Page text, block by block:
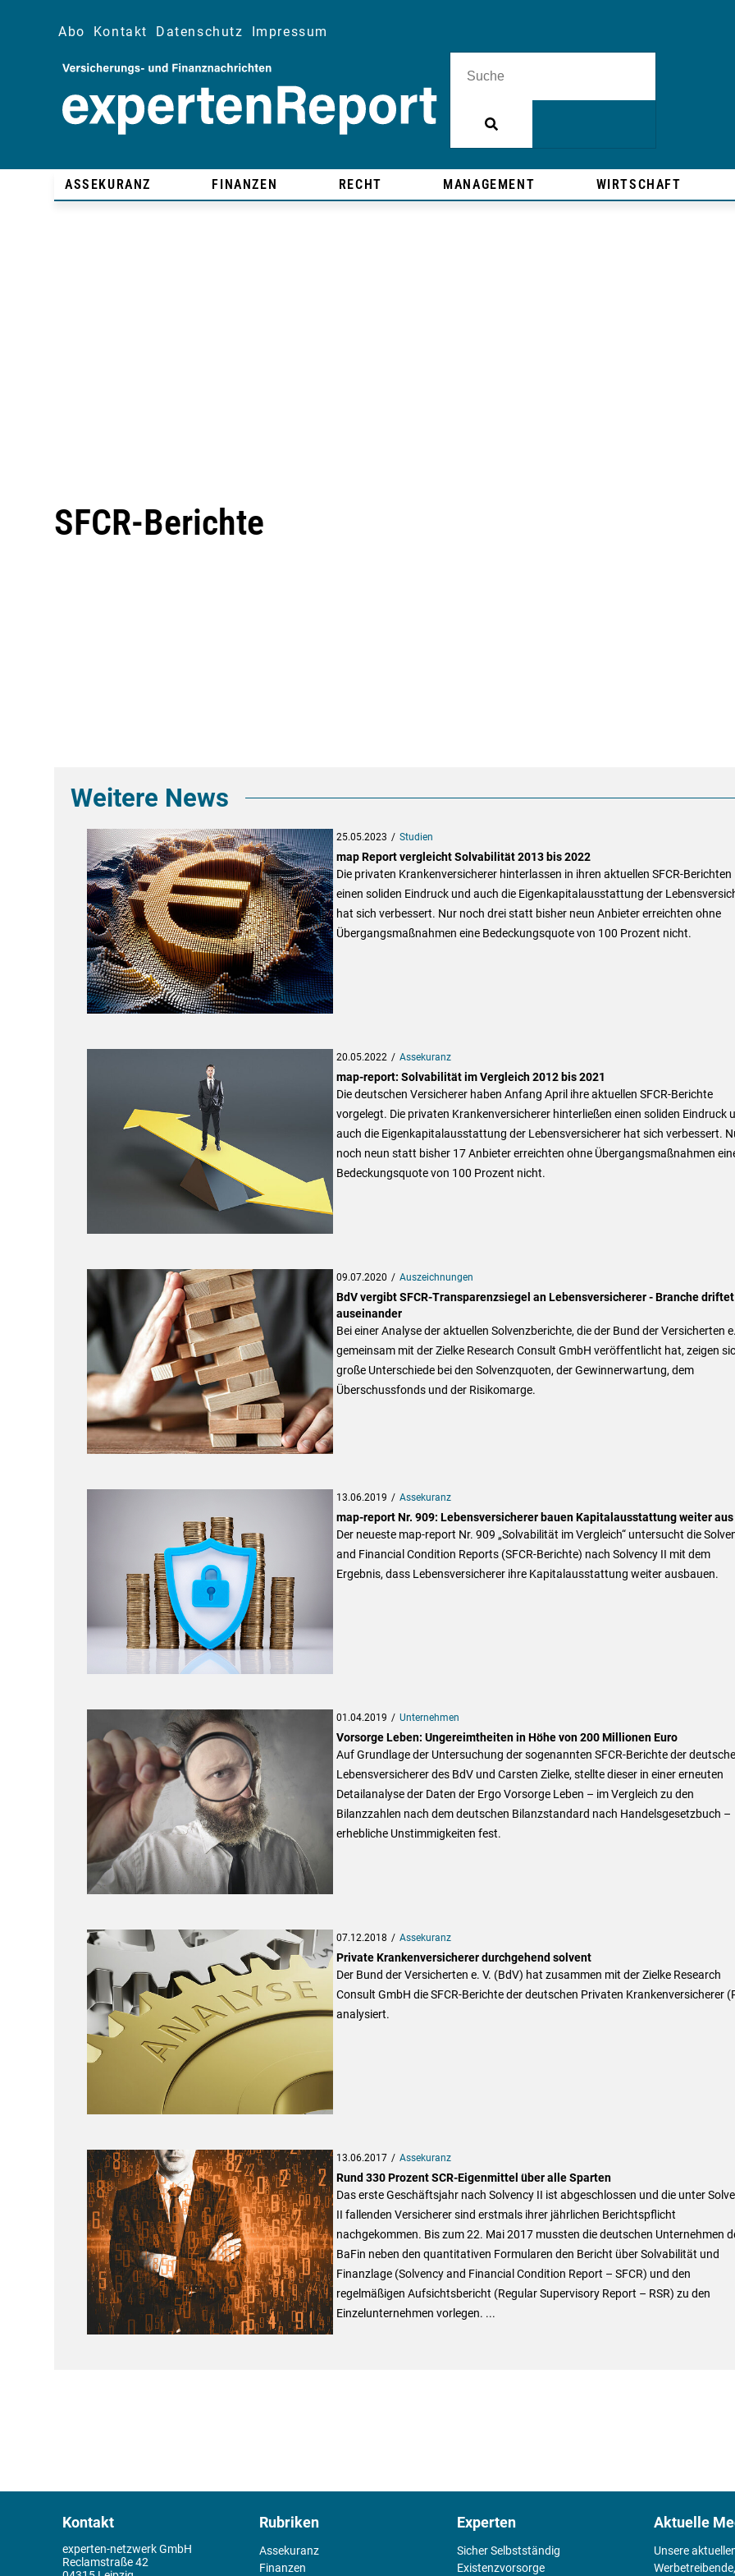
Abo Kontakt Datenschutz Impressum
ASSEKURANZ FINANZEN RECHT MANAGEMENT WIRTSCHAFT
SFCR-Berichte
Weitere News
25.05.2023 Studien
map Report vergleicht Solvabilität 2013 bis 2022
Die privaten Krankenversicherer hinterlassen in ihren aktuellen SFCR-Berichten
einen soliden Eindruck und auch die Eigenkapitalausstattung der
hat sich verbessert. Nur noch drei statt bisher neun Anbieter erreichten ohne
Übergangsmaßnahmen eine Bedeckungsquote von 100 Prozent nicht.
20.05.2022 Assekuranz
map-report: Solvabilität im Vergleich 2012 bis 2021
Die deutschen Versicherer haben Anfang April ihre aktuellen SFCR-Berichte
vorgelegt. Die privaten Krankenversicherer hinterließen einen soliden Eindruck
auch die Eigenkapitalausstattung der Lebensversicherer hat sich verbessert.
noch neun statt bisher 17 Anbieter erreichten ohne Übergangsmaßnahmen
Bedeckungsquote von 100 Prozent nicht.
09.07.2020 Auszeichnungen
BdV vergibt SFCR-Transparenzsiegel an Lebensversicherer - Branche driftet
auseinander
Bei einer Analyse der aktuellen Solvenzberichte, die der Bund der Versicherten
gemeinsam mit der Zielke Research Consult GmbH veröffentlicht hat, zeigen
große Unterschiede bei den Solvenzquoten, der Gewinnerwartung, dem
Überschussfonds und der Risikomarge.
13.06.2019 Assekuranz
map-report Nr. 909: Lebensversicherer bauen Kapitalausstattung weiter aus
Der neueste map-report Nr. 909 „Solvabilität im Vergleich“ untersucht die
and Financial Condition Reports (SFCR-Berichte) nach Solvency II mit dem
Ergebnis, dass Lebensversicherer ihre Kapitalausstattung weiter ausbauen.
01.04.2019 Unternehmen
Vorsorge Leben: Ungereimtheiten in Höhe von 200 Millionen Euro
Auf Grundlage der Untersuchung der sogenannten SFCR-Berichte der
Lebensversicherer des BdV und Carsten Zielke, stellte dieser in einer erneuten
Detailanalyse der Daten der Ergo Vorsorge Leben – im Vergleich zu den
Bilanzzahlen nach dem deutschen Bilanzstandard nach Handelsgesetzbuch –
erhebliche Unstimmigkeiten fest.
07.12.2018 Assekuranz
Private Krankenversicherer durchgehend solvent
Der Bund der Versicherten e. V. (BdV) hat zusammen mit der Zielke Research
Consult GmbH die SFCR-Berichte der deutschen Privaten Krankenversicherer
analysiert.
13.06.2017 Assekuranz
Rund 330 Prozent SCR-Eigenmittel über alle Sparten
Das erste Geschäftsjahr nach Solvency II ist abgeschlossen und die unter
II fallenden Versicherer sind erstmals ihrer jährlichen Berichtspflicht
nachgekommen. Bis zum 22. Mai 2017 mussten die deutschen Unternehmen
BaFin neben den quantitativen Formularen den Bericht über Solvabilität und
Finanzlage (Solvency and Financial Condition Report – SFCR) und den
regelmäßigen Aufsichtsbericht (Regular Supervisory Report – RSR) zu den
Einzelunternehmen vorlegen. ...
Kontakt
experten-netzwerk GmbH
Reclamstraße 42
Rubriken
Assekuranz
Finanzen
Experten
Sicher Selbstständig
Existenz­vorsorge
Aktuelle
Unsere